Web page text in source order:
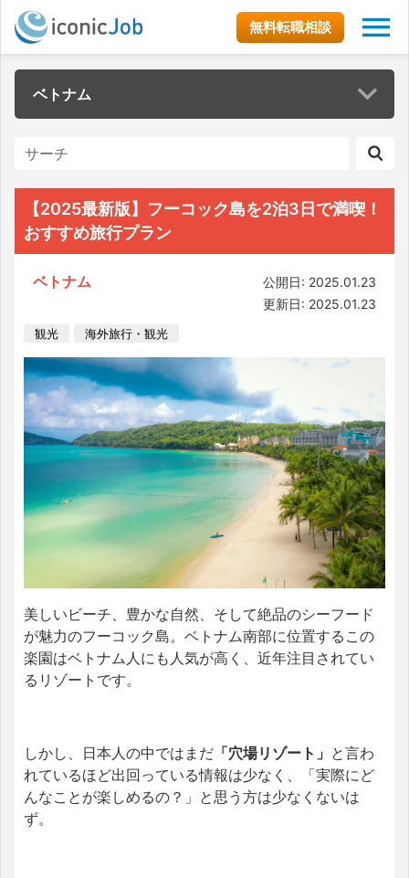
無料転職相談
ベトナム
【2025最新版】フーコック島を2泊3日で満喫！
おすすめ旅行プラン
ベトナム
公開日: 2025.01.23
更新日: 2025.01.23
観光 海外旅行・観光
美しいビーチ、豊かな自然、そして絶品のシーフード
が魅力のフーコック島。ベトナム南部に位置するこの
楽園はベトナム人にも人気が高く、近年注目されてい
るリゾートです。
しかし、日本人の中ではまだ 「穴場リゾート」 と言わ
れているほど出回っている情報は少なく、「実際にど
んなことが楽しめるの？」と思う方は少なくないは
ず。